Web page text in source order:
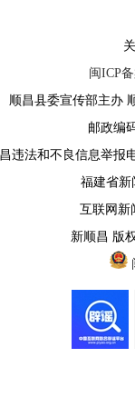
闽ICP
顺昌县委宣传部主办
邮政编
违法和不良信息举报
福建省新
互联网新
新顺昌 版